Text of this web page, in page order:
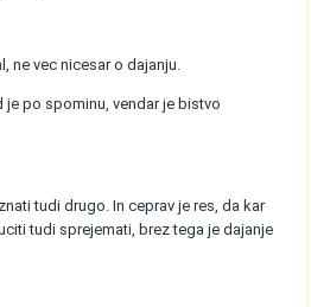
ne vec nicesar o dajanju.
je po spominu, vendar je bistvo
tudi drugo. In ceprav je res, da kar
tudi sprejemati, brez tega je dajanje